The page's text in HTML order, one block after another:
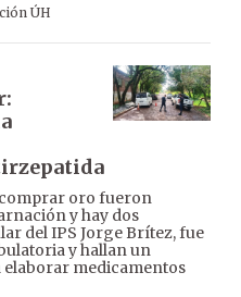
ÚH
oro fueron
y hay dos
del IPS Jorge Brítez, fue
y hallan un
medicamentos